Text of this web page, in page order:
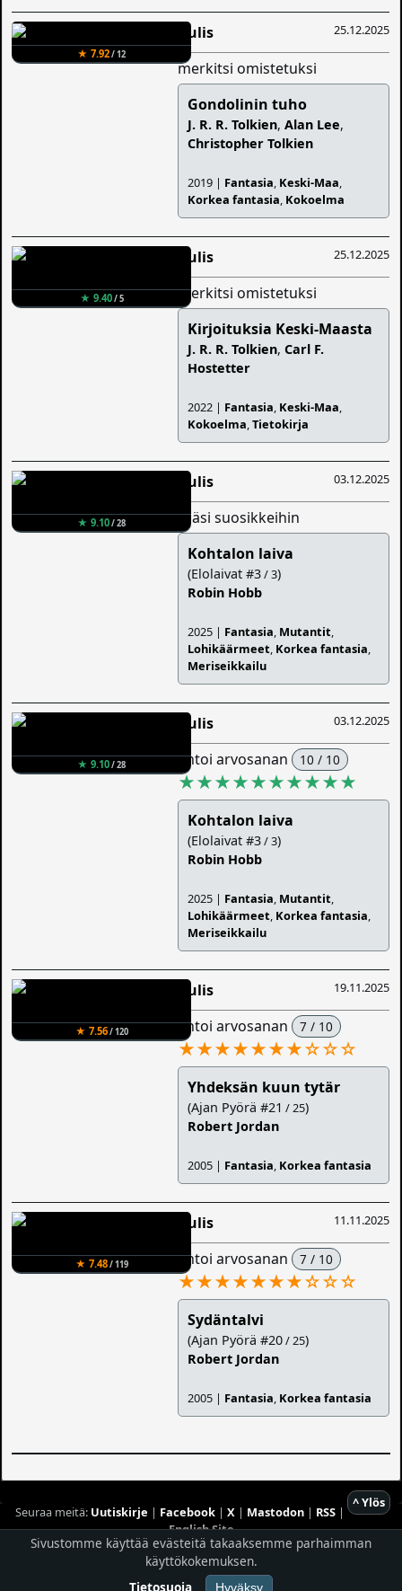
★ 7.92/ 12
25.12.2025
Aulis
merkitsi omistetuksi
Gondolinin tuho
J. R. R. Tolkien,Alan Lee,
Christopher Tolkien
2019 | Fantasia, Keski-Maa,
Korkea fantasia, Kokoelma
★ 9.40/ 5
25.12.2025
Aulis
merkitsi omistetuksi
Kirjoituksia Keski-Maasta
J. R. R. Tolkien,Carl F.
Hostetter
2022 | Fantasia, Keski-Maa,
Kokoelma,Tietokirja
★ 9.10/ 28
03.12.2025
Aulis
lisäsi suosikkeihin
Kohtalon laiva
(Elolaivat #3/ 3)
Robin Hobb
2025 | Fantasia, Mutantit,
Lohikäärmeet, Korkea fantasia,
Meriseikkailu
★ 9.10/ 28
03.12.2025
Aulis
antoi arvosanan 10 / 10
★★★★★★★★★★
Kohtalon laiva
(Elolaivat #3/ 3)
Robin Hobb
2025 | Fantasia, Mutantit,
Lohikäärmeet, Korkea fantasia,
Meriseikkailu
★ 7.56/ 120
19.11.2025
Aulis
antoi arvosanan 7 / 10
★★★★★★★☆☆☆
Yhdeksän kuun tytär
(Ajan Pyörä #21 / 25)
Robert Jordan
2005 | Fantasia, Korkea fantasia
★ 7.48/ 119
11.11.2025
Aulis
antoi arvosanan 7 / 10
★★★★★★★☆☆☆
Sydäntalvi
(Ajan Pyörä #20/ 25)
Robert Jordan
2005 | Fantasia, Korkea fantasia
^ Ylös
Seuraa meitä: Uutiskirje | Facebook| X| Mastodon| RSS|
English Site
Hostingpalvelun tarjoaaPlaneetta Internet Oy
© 1996 - 2026 Risingshadow. Kaikki oikeudet pidätetään.
Sivustomme käyttää evästeitä takaaksemme parhaimman
käyttökokemuksen.
Tietosuoja
Hyväksy